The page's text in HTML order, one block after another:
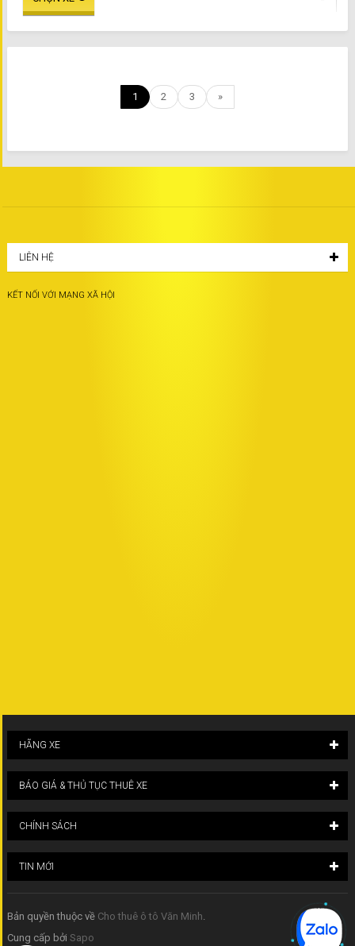
1 2 3 »
LIÊN HỆ
KẾT NỐI VỚI MẠNG XÃ HỘI
HÃNG XE
BÁO GIÁ & THỦ TỤC THUÊ XE
CHÍNH SÁCH
TIN MỚI
Bản quyền thuộc về Cho thuê ô tô Văn Minh
Cung cấp bởi Sapo